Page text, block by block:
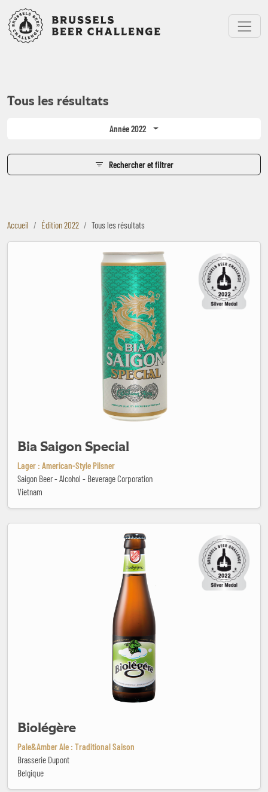
Bruxelles Beer Challenge
Menu
Tous les résultats
Année 2022
Rechercher et filtrer
Accueil Édition 2022 Tous les résultats
Bia Saigon Special
Lager : American-Style Pilsner
Saigon Beer - Alcohol - Beverage Corporation
Vietnam
Biolégère
Pale&Amber Ale : Traditional Saison
Brasserie Dupont
Belgique